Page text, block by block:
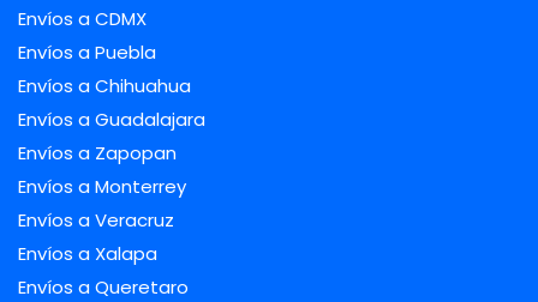
Envíos a CDMX
Envíos a Puebla
Envíos a Chihuahua
Envíos a Guadalajara
Envíos a Zapopan
Envíos a Monterrey
Envíos a Veracruz
Envíos a Xalapa
Envíos a Queretaro